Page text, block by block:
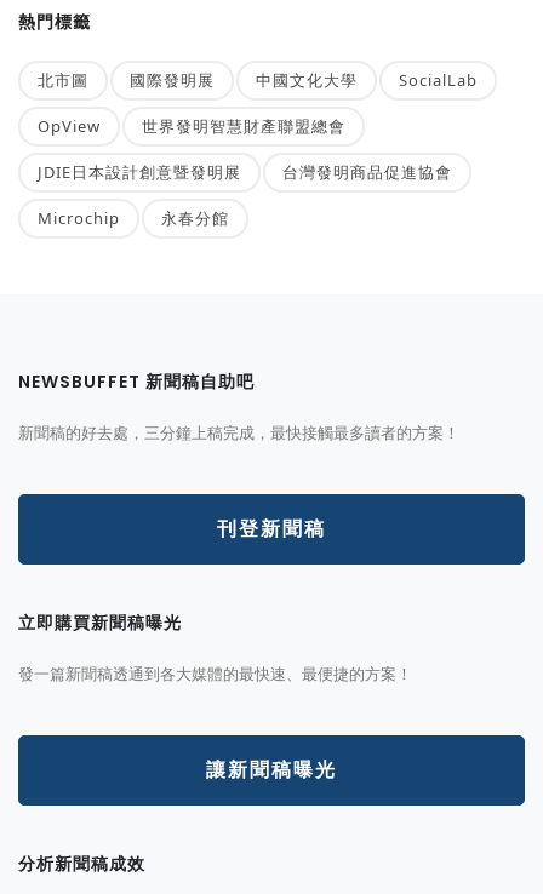
熱門標籤
北市圖 國際發明展 中國文化大學 SocialLab
OpView 世界發明智慧財產聯盟總會
JDIE日本設計創意暨發明展 台灣發明商品促進協會
Microchip 永春分館
NEWSBUFFET 新聞稿自助吧
新聞稿的好去處，三分鐘上稿完成，最快接觸最多讀者的方案！
刊登新聞稿
立即購買新聞稿曝光
發一篇新聞稿透通到各大媒體的最快速、最便捷的方案！
讓新聞稿曝光
分析新聞稿成效